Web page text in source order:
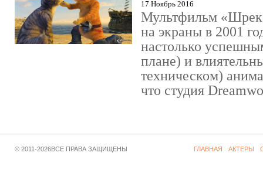
17 Ноябрь 2016
Мультфильм
на экраны в 2001
настолько
плане) и
техническом)
что студия
© 2011-2026ВСЕ ПРАВА ЗАЩИЩЕНЫ ГЛАВНАЯ АКТЕРЫ